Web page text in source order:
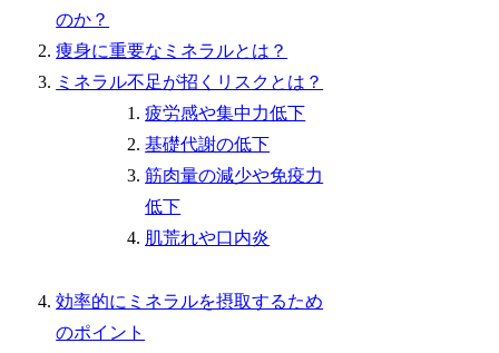
のか？
痩身に重要なミネラルとは？
ミネラル不足が招くリスクとは？
疲労感や集中力低下
基礎代謝の低下
筋肉量の減少や免疫力
低下
肌荒れや口内炎
効率的にミネラルを摂取するため
のポイント